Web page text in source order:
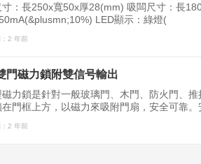
寸：長250x寬50x厚28(mm) 吸闆尺寸：長
LED顯示：綠燈(
2 年前
門磁力鎖附雙信号輸出
力鎖是針對一般玻璃門、木門、防火門、
門框上方，以磁力來吸附門扇，安全可靠
2 年前